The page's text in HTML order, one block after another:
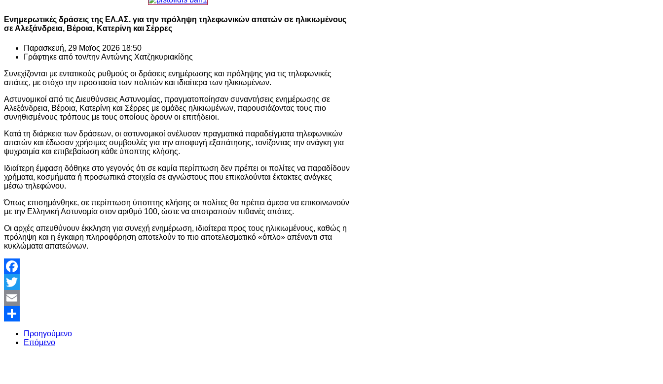
Ενημερωτικές δράσεις της ΕΛ.ΑΣ. για την πρόληψη τηλεφωνικών απατών σε ηλικιωμένους
σε Αλεξάνδρεια, Βέροια, Κατερίνη και Σέρρες
Παρασκευή, 29 Μαϊος 2026 18:50
Γράφτηκε από τον/τηνΑντώνης Χατζηκυριακίδης
Συνεχίζονται με εντατικούς ρυθμούς οι δράσεις ενημέρωσης και πρόληψης για τις τηλεφωνικές
απάτες, με στόχο την προστασία των πολιτών και ιδιαίτερα των ηλικιωμένων.
Αστυνομικοί από τις Διευθύνσεις Αστυνομίας, πραγματοποίησαν συναντήσεις ενημέρωσης σε
Αλεξάνδρεια, Βέροια, Κατερίνη και Σέρρες με ομάδες ηλικιωμένων, παρουσιάζοντας τους πιο
συνηθισμένους τρόπους με τους οποίους δρουν οι επιτήδειοι.
Κατά τη διάρκεια των δράσεων, οι αστυνομικοί ανέλυσαν πραγματικά παραδείγματα τηλεφωνικών
απατών και έδωσαν χρήσιμες συμβουλές για την αποφυγή εξαπάτησης, τονίζοντας την ανάγκη για
ψυχραιμία και επιβεβαίωση κάθε ύποπτης κλήσης.
Ιδιαίτερη έμφαση δόθηκε στο γεγονός ότι σε καμία περίπτωση δεν πρέπει οι πολίτες να παραδίδουν
χρήματα, κοσμήματα ή προσωπικά στοιχεία σε αγνώστους που επικαλούνται έκτακτες ανάγκες
μέσω τηλεφώνου.
Όπως επισημάνθηκε, σε περίπτωση ύποπτης κλήσης οι πολίτες θα πρέπει άμεσα να επικοινωνούν
με την Ελληνική Αστυνομία στον αριθμό 100, ώστε να αποτραπούν πιθανές απάτες.
Οι αρχές απευθύνουν έκκληση για συνεχή ενημέρωση, ιδιαίτερα προς τους ηλικιωμένους, καθώς η
πρόληψη και η έγκαιρη πληροφόρηση αποτελούν το πιο αποτελεσματικό «όπλο» απέναντι στα
κυκλώματα απατεώνων.
Facebook
Twitter
Email
Share
Προηγούμενο
Επόμενο